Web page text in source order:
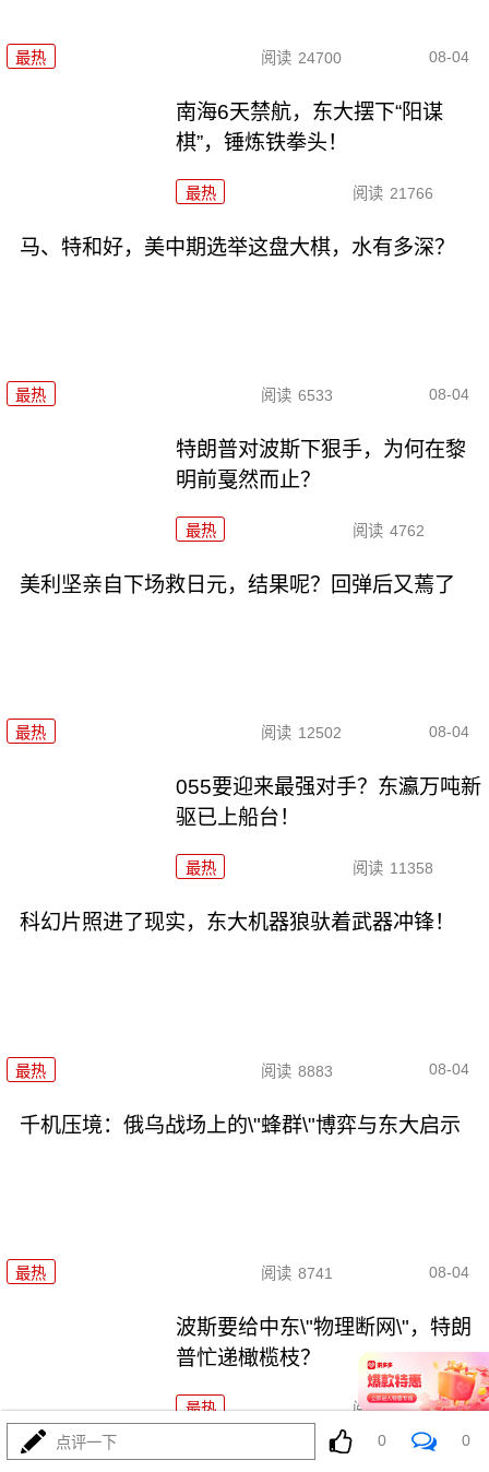
最热 阅读 24700 08-04
南海6天禁航，东大摆下“阳谋
棋”，锤炼铁拳头！
最热 阅读 21766
马、特和好，美中期选举这盘大棋，水有多深？
最热 阅读 6533 08-04
特朗普对波斯下狠手，为何在黎
明前戛然而止？
最热 阅读 4762
美利坚亲自下场救日元，结果呢？回弹后又蔫了
最热 阅读 12502 08-04
055要迎来最强对手？东瀛万吨新
驱已上船台！
最热 阅读 11358
科幻片照进了现实，东大机器狼驮着武器冲锋！
最热 阅读 8883 08-04
千机压境：俄乌战场上的\"蜂群\"博弈与东大启示
最热 阅读 8741 08-04
波斯要给中东\"物理断网\"，特朗
普忙递橄榄枝？
最热 阅读 7384
F-35真被波斯导弹端了！美军这
点评一下 0 0